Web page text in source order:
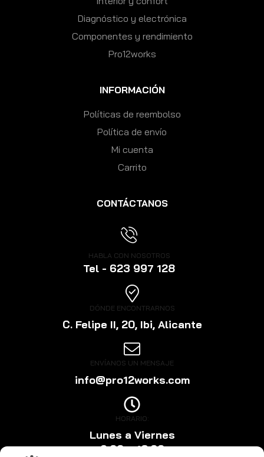
Diagnóstico y electrónica
Componentes y rendimiento
Pro12works
INFORMACIÓN
Políticas de reembolso
Política de envío
Mi cuenta
Carrito
CONTÁCTANOS
HABLA CON NOSOTROS
Tel - 623 997 128
DÓNDE ENCONTRARNOS
C. Felipe II, 20, Ibi, Alicante
ENVÍANOS UN MENSAJE
info@pro12works.com
HORARIO:
Lunes a Viernes
9:00 a 18:00